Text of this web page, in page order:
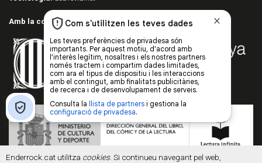
Enderrock.cat utilitza cookies. Si continueu navegant pel web,
Amb la col·laboració de: